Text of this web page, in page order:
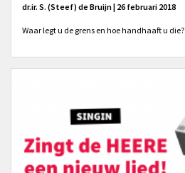
dr.ir. S. (Steef) de Bruijn | 26 februari 2018
Waar legt u de grens en hoe handhaaft u die?